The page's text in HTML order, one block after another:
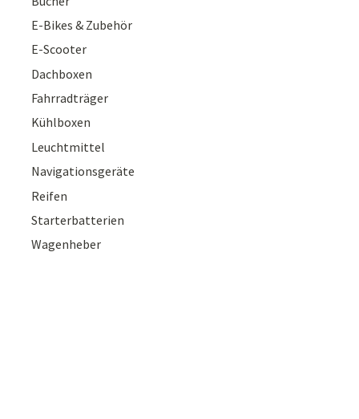
E-Bikes & Zubehör
E-Scooter
Dachboxen
Fahrradträger
Kühlboxen
Leuchtmittel
Navigationsgeräte
Reifen
Starterbatterien
Wagenheber